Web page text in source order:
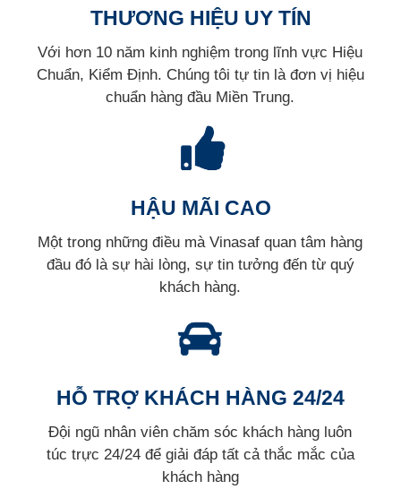
THƯƠNG HIỆU UY TÍN
Với hơn 10 năm kinh nghiệm trong lĩnh vực Hiệu
Chuẩn, Kiểm Định. Chúng tôi tự tin là đơn vị hiệu
chuẩn hàng đầu Miền Trung.
HẬU MÃI CAO
Một trong những điều mà Vinasaf quan tâm hàng
đầu đó là sự hài lòng, sự tin tưởng đến từ quý
khách hàng.
HỖ TRỢ KHÁCH HÀNG 24/24
Đội ngũ nhân viên chăm sóc khách hàng luôn
túc trực 24/24 để giải đáp tất cả thắc mắc của
khách hàng